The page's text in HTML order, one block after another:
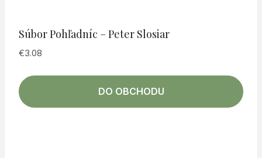
Súbor Pohľadníc – Peter Slosiar
€3.08
DO OBCHODU